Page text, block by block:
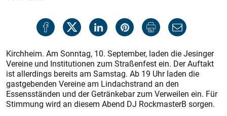
Kirchheim. Am Sonntag, 10. September, laden die Jesinger
Vereine und Institutionen zum Straßenfest ein. Der Auftakt
ist allerdings bereits am Samstag. Ab 19 Uhr laden die
gastgebenden Vereine am Lindachstrand an den
Essensständen und der Getränkebar zum Verweilen ein. Für
Stimmung wird an diesem Abend DJ RockmasterB sorgen.